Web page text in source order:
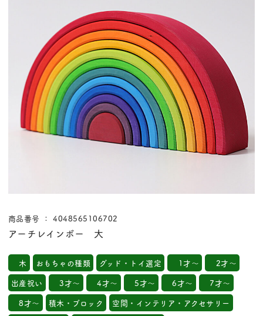
商品番号 ： 4048565106702
アーチレインボー 大
木 おもちゃの種類 グッド・トイ選定 1才～
2才～
出産祝い
3才～ 4才～ 5才～ 6才～
7才～
8才～
積木・ブロック
空間・インテリア・アクセサリー